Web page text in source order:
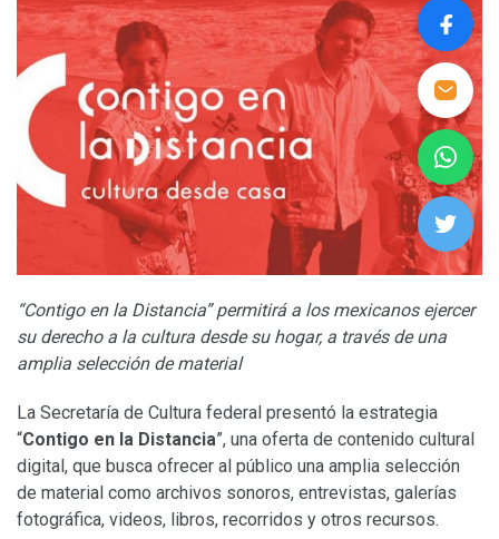
“Contigo en la Distancia” permitirá a los mexicanos ejercer
su derecho a la cultura desde su hogar, a través de una
amplia selección de material
La Secretaría de Cultura federal presentó la estrategia
“Contigo en la Distancia”, una oferta de contenido cultural
digital, que busca ofrecer al público una amplia selección
de material como archivos sonoros, entrevistas, galerías
fotográfica, videos, libros, recorridos y otros recursos.